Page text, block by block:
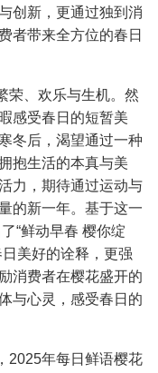
创新，更通过独到消
者带来全方位的春日
荣、欢乐与生机。然
感受春日的短暂美
冬后，渴望通过一种
抱生活的本真与美
力，期待通过运动与
的新一年。基于这一
“鲜动早春 樱你绽
美好的诠释，更强
消费者在樱花盛开的
与心灵，感受春日的
2025年每日鲜语樱花